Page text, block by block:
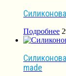
Подробнее
made